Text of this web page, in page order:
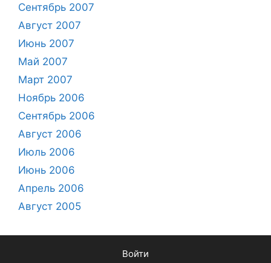
Сентябрь 2007
Август 2007
Июнь 2007
Май 2007
Март 2007
Ноябрь 2006
Сентябрь 2006
Август 2006
Июль 2006
Июнь 2006
Апрель 2006
Август 2005
Войти